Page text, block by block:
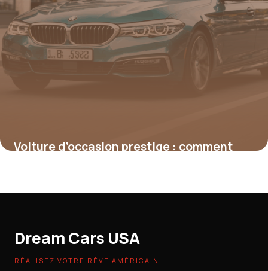
Voiture d’occasion prestige : comment
Dream Cars USA
RÉALISEZ VOTRE RÊVE AMÉRICAIN